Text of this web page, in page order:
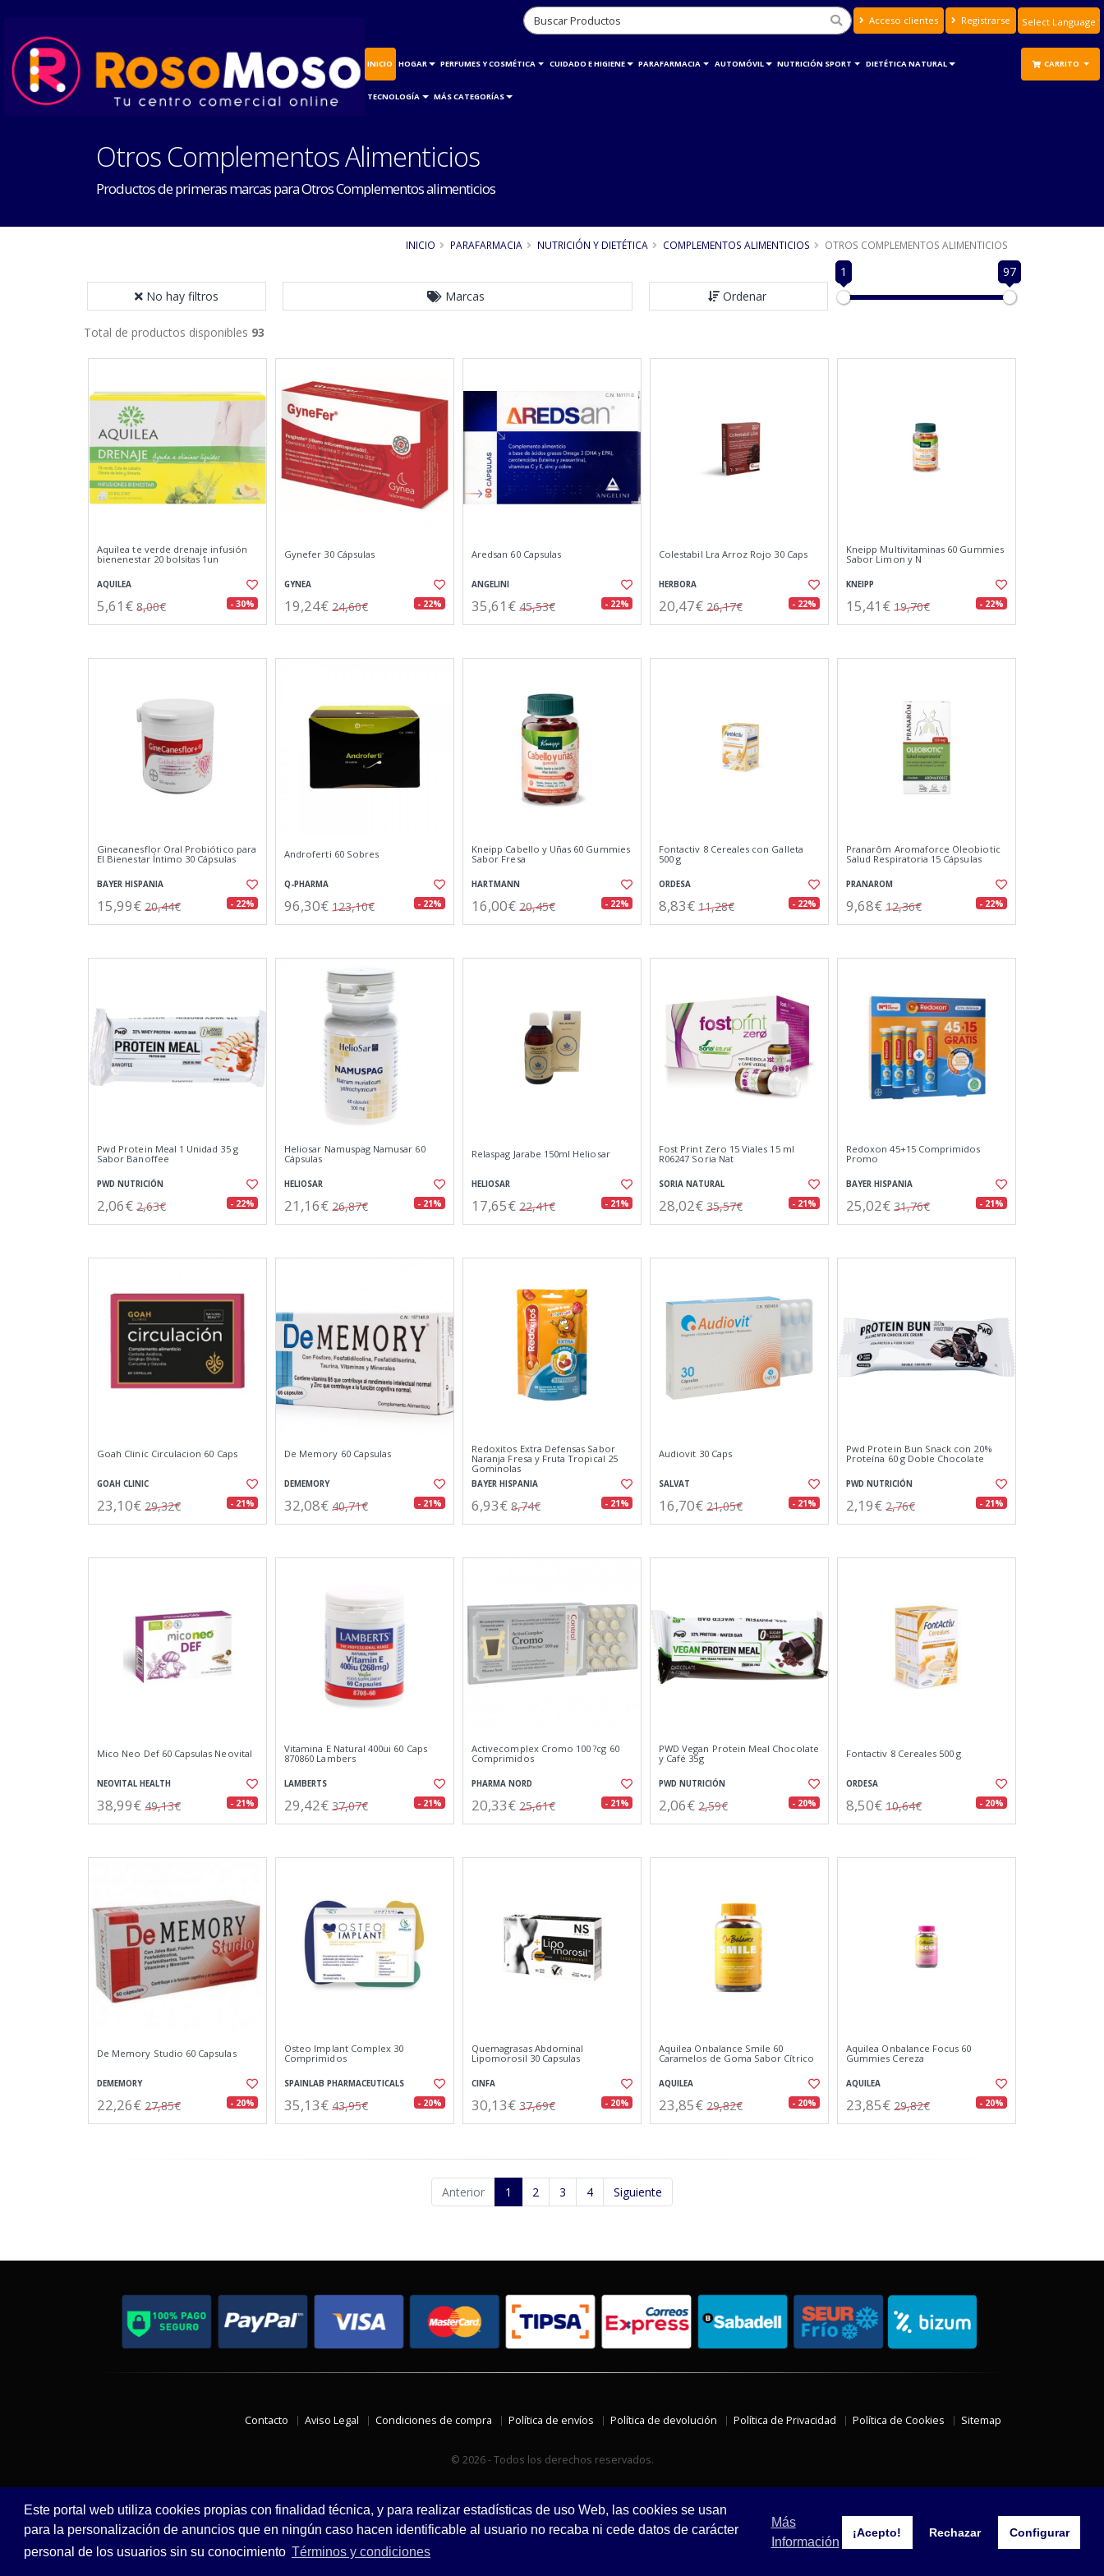
Este portal web utiliza cookies propias con finalidad técnica, y para realizar estadísticas de uso Web, las cookies se usan
para la personalización de anuncios que en ningún caso hacen identificable al usuario no recaba ni cede datos de carácter
personal de los usuarios sin su conocimiento Términos y condiciones
Más
Información
¡Acepto! Rechazar Configurar
Acceso clientes Registrarse
Translate
INICIO HOGAR PERFUMES Y COSMÉTICA CUIDADO E HIGIENE PARAFARMACIA AUTOMÓVIL NUTRICIÓN SPORT DIETÉTICA NATURAL
TECNOLOGÍA MÁS CATEGORÍAS
CARRITO
Otros Complementos Alimenticios
Productos de primeras marcas para Otros Complementos alimenticios
INICIO PARAFARMACIA NUTRICIÓN Y DIETÉTICA COMPLEMENTOS ALIMENTICIOS OTROS COMPLEMENTOS ALIMENTICIOS
No hay filtros Marcas Ordenar
1 97
Total de productos disponibles 93
Aquilea te verde drenaje infusión
bienenestar 20 bolsitas 1un
AQUILEA
5,61€ 8,00€ - 30%
Gynefer 30 Cápsulas
GYNEA
19,24€ 24,60€ - 22%
Aredsan 60 Capsulas
ANGELINI
35,61€ 45,53€ - 22%
Colestabil Lra Arroz Rojo 30 Caps
HERBORA
20,47€ 26,17€ - 22%
Kneipp Multivitaminas 60 Gummies
Sabor Limon y N
KNEIPP
15,41€ 19,70€ - 22%
Ginecanesflor Oral Probiótico para
El Bienestar Íntimo 30 Cápsulas
BAYER HISPANIA
15,99€ 20,44€ - 22%
Androferti 60 Sobres
Q-PHARMA
96,30€ 123,10€ - 22%
Kneipp Cabello y Uñas 60 Gummies
Sabor Fresa
HARTMANN
16,00€ 20,45€ - 22%
Fontactiv 8 Cereales con Galleta
500 g
ORDESA
8,83€ 11,28€ - 22%
Pranarôm Aromaforce Oleobiotic
Salud Respiratoria 15 Cápsulas
PRANAROM
9,68€ 12,36€ - 22%
Pwd Protein Meal 1 Unidad 35 g
Sabor Banoffee
PWD NUTRICIÓN
2,06€ 2,63€ - 22%
Heliosar Namuspag Namusar 60
Cápsulas
HELIOSAR
21,16€ 26,87€ - 21%
Relaspag Jarabe 150ml Heliosar
HELIOSAR
17,65€ 22,41€ - 21%
Fost Print Zero 15 Viales 15 ml
R06247 Soria Nat
SORIA NATURAL
28,02€ 35,57€ - 21%
Redoxon 45+15 Comprimidos
Promo
BAYER HISPANIA
25,02€ 31,76€ - 21%
Goah Clinic Circulacion 60 Caps
GOAH CLINIC
23,10€ 29,32€ - 21%
De Memory 60 Capsulas
DEMEMORY
32,08€ 40,71€ - 21%
Redoxitos Extra Defensas Sabor
Naranja Fresa y Fruta Tropical 25
Gominolas
BAYER HISPANIA
6,93€ 8,74€ - 21%
Audiovit 30 Caps
SALVAT
16,70€ 21,05€ - 21%
Pwd Protein Bun Snack con 20%
Proteína 60 g Doble Chocolate
PWD NUTRICIÓN
2,19€ 2,76€ - 21%
Mico Neo Def 60 Capsulas Neovital
NEOVITAL HEALTH
38,99€ 49,13€ - 21%
Vitamina E Natural 400ui 60 Caps
870860 Lambers
LAMBERTS
29,42€ 37,07€ - 21%
Activecomplex Cromo 100 ?cg 60
Comprimidos
PHARMA NORD
20,33€ 25,61€ - 21%
PWD Vegan Protein Meal Chocolate
y Café 35g
PWD NUTRICIÓN
2,06€ 2,59€ - 20%
Fontactiv 8 Cereales 500 g
ORDESA
8,50€ 10,64€ - 20%
De Memory Studio 60 Capsulas
DEMEMORY
22,26€ 27,85€ - 20%
Osteo Implant Complex 30
Comprimidos
SPAINLAB PHARMACEUTICALS
35,13€ 43,95€ - 20%
Quemagrasas Abdominal
Lipomorosil 30 Capsulas
CINFA
30,13€ 37,69€ - 20%
Aquilea Onbalance Smile 60
Caramelos de Goma Sabor Cítrico
AQUILEA
23,85€ 29,82€ - 20%
Aquilea Onbalance Focus 60
Gummies Cereza
AQUILEA
23,85€ 29,82€ - 20%
Anterior 1 2 3 4 Siguiente
Contacto Aviso Legal Condiciones de compra Política de envíos Política de devolución Política de Privacidad Política de Cookies Sitemap
© 2026 - Todos los derechos reservados.